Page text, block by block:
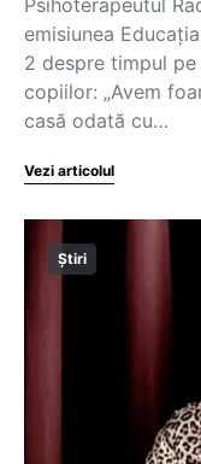
Psihoterapeutul
emisiunea
2 despre timpul
copiilor: „Avem
casă odată cu…
Vezi articolul
Știri